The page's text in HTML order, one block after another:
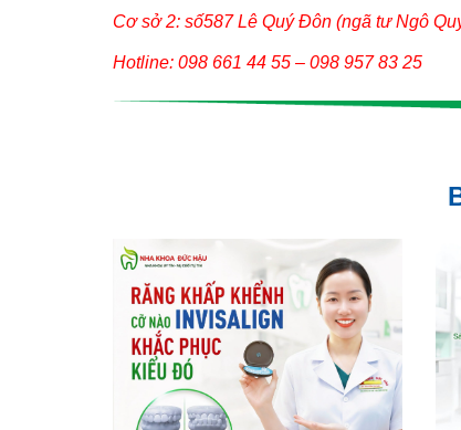
Cơ sở 2: số587 Lê Quý Đôn (ngã tư Ngô
Hotline: 098 661 44 55 – 098 957 83 25